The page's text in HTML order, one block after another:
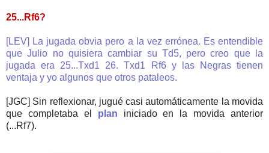
25...Rf6?
[LEV] La jugada obvia pero a la vez errónea. Es entendible
que Julio no quisiera cambiar su Td5, pero creo que la
jugada era 25...Txd1 26. Txd1 Rf6 y las Negras tienen
ventaja y yo algunos que otros pataleos.
[JGC] Sin reflexionar, jugué casi automáticamente la movida
que completaba el plan iniciado en la movida anterior
(...Rf7).